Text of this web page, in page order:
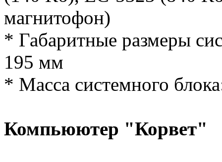
магнитофон)
* Габаритные размеры
195 мм
* Масса системного
Компьюютер "Корвет"